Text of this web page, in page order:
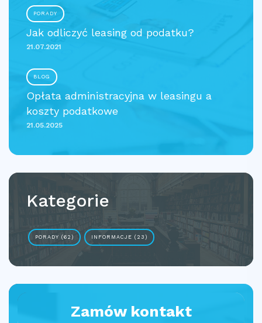
PORADY
Jak odliczyć leasing od podatku?
21.07.2021
BLOG
Opłata administracyjna w leasingu a
koszty podatkowe
21.05.2025
Kategorie
PORADY (62) INFORMACJE (23)
Zamów kontakt